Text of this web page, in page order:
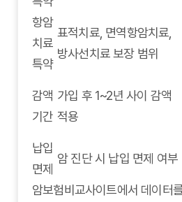
항암
치료
특약
표적치료, 면역항암치료,
방사선치료 보장 범위
감액
기간
가입 후 1~2년 사이 감액
적용
납입
면제
암 진단 시 납입 면제 여부
암보험비교사이트에서 데이터